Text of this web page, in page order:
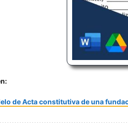
de Acta constitutiva de una